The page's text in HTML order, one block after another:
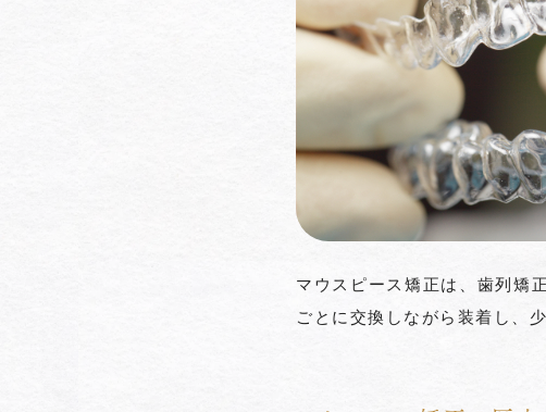
マウスピース矯正は、歯列矯
ごとに交換しながら装着し、